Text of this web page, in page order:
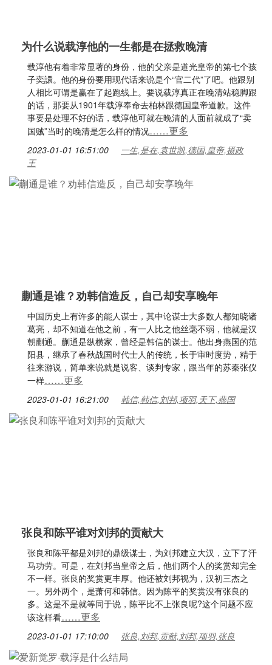
为什么说载淳他的一生都是在拯救晚清
载淳他有着非常显著的身份，他的父亲是道光皇帝的第七个孩
子奕譞。他的身份要用现代话来说是个“官二代”了吧。他跟别
人相比可谓是赢在了起跑线上。要说载淳真正在晚清站稳脚跟
的话，那要从1901年载淳奉命去柏林跟德国皇帝道歉。这件
事要是处理不好的话，载淳他可就在晚清的人面前就成了“卖
国贼”当时的晚清是怎么样的情况……更多
2023-01-01 16:51:00
一生,是在,袁世凯,德国,皇帝,摄政
王
蒯通是谁？劝韩信造反，自己却安享晚年
中国历史上有许多的能人谋士，其中论谋士大多数人都知晓诸
葛亮，却不知道在他之前，有一人比之他丝毫不弱，他就是汉
朝蒯通。蒯通是纵横家，曾经是韩信的谋士。他出身燕国的范
阳县，继承了春秋战国时代士人的传统，长于审时度势，精于
往来游说，简单来说就是说客、谈判专家，跟当年的苏秦张仪
一样……更多
2023-01-01 16:21:00 韩信,韩信,刘邦,项羽,天下,燕国
张良和陈平谁对刘邦的贡献大
张良和陈平都是刘邦的鼎级谋士，为刘邦建立大汉，立下了汗
马功劳。可是，在刘邦当皇帝之后，他们两个人的奖赏却完全
不一样。张良的奖赏更丰厚。他还被刘邦视为，汉初三杰之
一。另外两个，是萧何和韩信。因为陈平的奖赏没有张良的
多。这是不是就等同于说，陈平比不上张良呢?这个问题不应
该这样看……更多
2023-01-01 17:10:00 张良,刘邦,贡献,刘邦,项羽,张良